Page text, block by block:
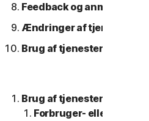
Feedback og anmeldelser.
Ændringer af tjenesterne.
Brug af tjenester over et
Brug af tjenesterne.
Forbruger- eller